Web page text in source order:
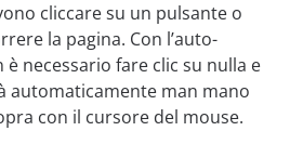
cliccare su un pulsante o
la pagina. Con l’auto-
è necessario fare clic su nulla e
automaticamente man mano
con il cursore del mouse.